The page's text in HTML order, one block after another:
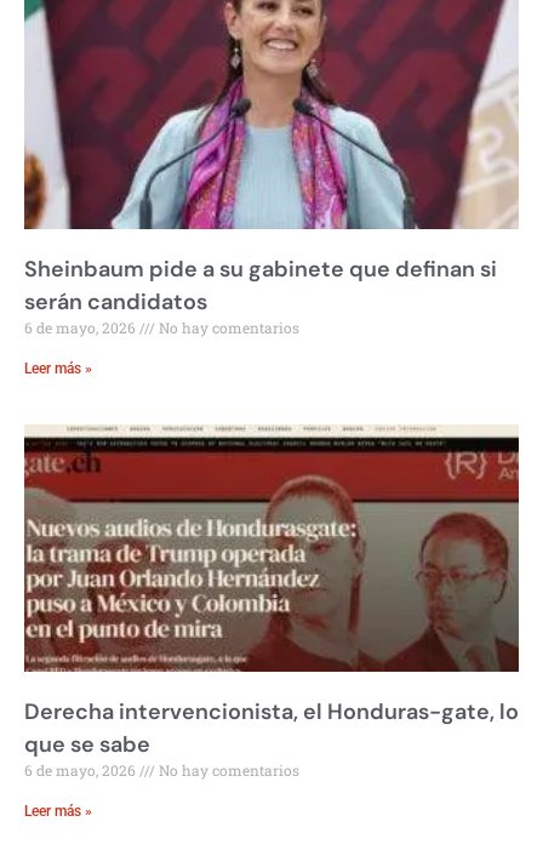
Sheinbaum pide a su gabinete que definan si
serán candidatos
6 de mayo, 2026 No hay comentarios
Leer más »
Derecha intervencionista, el Honduras-gate, lo
que se sabe
6 de mayo, 2026 No hay comentarios
Leer más »